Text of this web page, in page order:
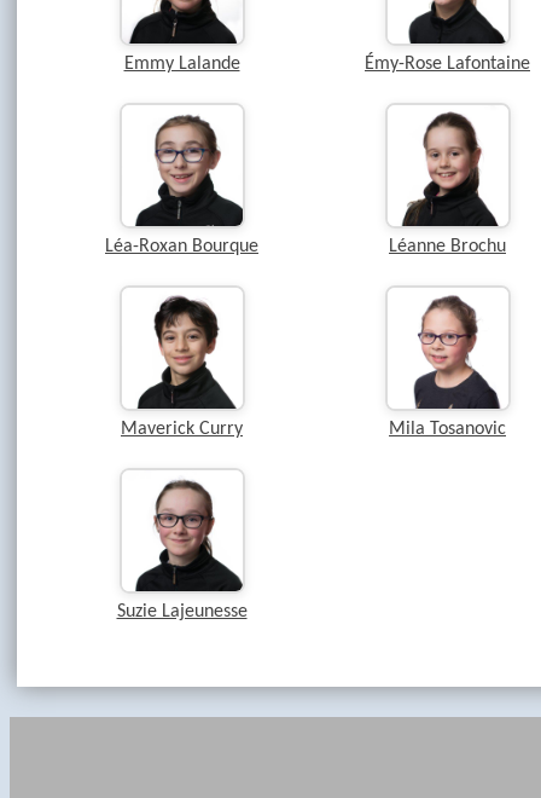
Emmy Lalande Émy-Rose Lafontaine
Léa-Roxan Bourque Léanne Brochu
Maverick Curry Mila Tosanovic
Suzie Lajeunesse